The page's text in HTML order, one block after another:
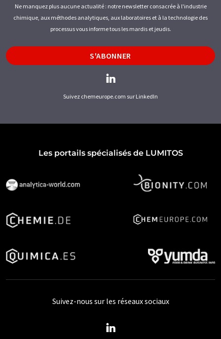
Ne manquez plus aucune actualité : notre newsletter consacrée à l'industrie
chimique, aux méthodes analytiques, aux laboratoires et à la technologie des
processus vous informe tous les mardis et jeudis.
S'ABONNER
Suivez chemeurope.com sur LinkedIn
Les portails spécialisés de LUMITOS
Suivez-nous sur les réseaux sociaux